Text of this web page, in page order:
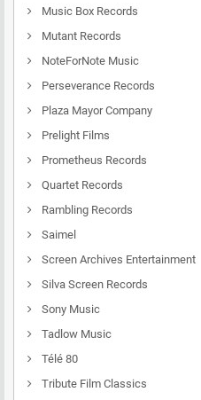
Music Box Records
Mutant Records
NoteForNote Music
Perseverance Records
Plaza Mayor Company
Prelight Films
Prometheus Records
Quartet Records
Rambling Records
Saimel
Screen Archives Entertainment
Silva Screen Records
Sony Music
Tadlow Music
Télé 80
Tribute Film Classics